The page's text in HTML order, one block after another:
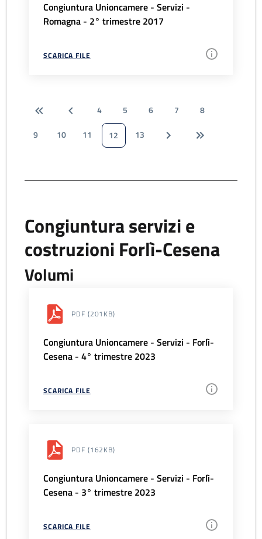
Congiuntura Unioncamere - Servizi -
Romagna - 2° trimestre 2017
SCARICA FILE
4 5 6 7
8
9
10 11 12 13
Congiuntura servizi e
costruzioni Forlì-Cesena
Volumi
PDF (201KB)
Congiuntura Unioncamere - Servizi - Forlì-
Cesena - 4° trimestre 2023
SCARICA FILE
PDF (162KB)
Congiuntura Unioncamere - Servizi - Forlì-
Cesena - 3° trimestre 2023
SCARICA FILE